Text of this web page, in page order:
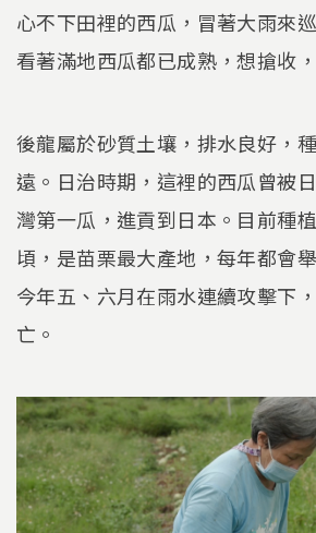
心不下田裡的西瓜，冒著大雨來
看著滿地西瓜都已成熟，想搶收
後龍屬於砂質土壤，排水良好，
遠。日治時期，這裡的西瓜曾被
灣第一瓜，進貢到日本。目前種
頃，是苗栗最大產地，每年都會
今年五、六月在雨水連續攻擊下
亡。